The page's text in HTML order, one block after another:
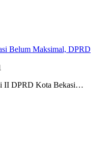
Belum Maksimal, DPRD
II DPRD Kota Bekasi…